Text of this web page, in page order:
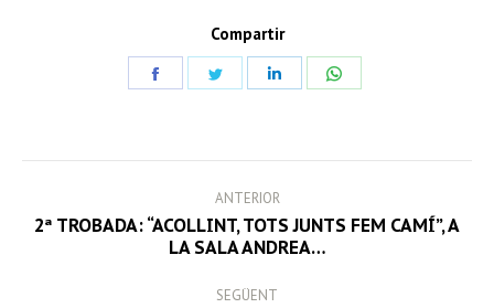
Compartir
NAVIGATION
ANTERIOR
Previous
post:
2ª TROBADA: “ACOLLINT, TOTS JUNTS FEM CAMÍ”, A
LA SALA ANDREA…
SEGÜENT